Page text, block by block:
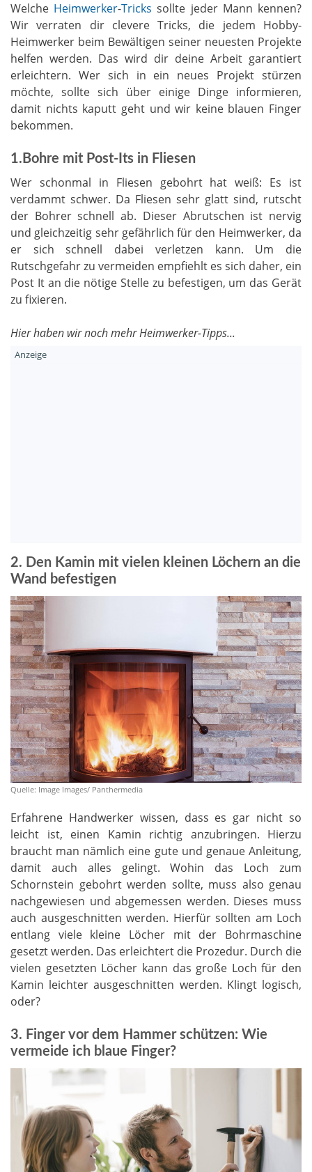
Welche Heimwerker-Tricks sollte jeder Mann kennen?
Wir verraten dir clevere Tricks, die jedem Hobby-
Heimwerker beim Bewältigen seiner neuesten Projekte
helfen werden. Das wird dir deine Arbeit garantiert
erleichtern. Wer sich in ein neues Projekt stürzen
möchte, sollte sich über einige Dinge informieren,
damit nichts kaputt geht und wir keine blauen Finger
bekommen.
1.Bohre mit Post-Its in Fliesen
Wer schonmal in Fliesen gebohrt hat weiß: Es ist
verdammt schwer. Da Fliesen sehr glatt sind, rutscht
der Bohrer schnell ab. Dieser Abrutschen ist nervig
und gleichzeitig sehr gefährlich für den Heimwerker, da
er sich schnell dabei verletzen kann. Um die
Rutschgefahr zu vermeiden empfiehlt es sich daher, ein
Post It an die nötige Stelle zu befestigen, um das Gerät
zu fixieren.
Hier haben wir noch mehr Heimwerker-Tipps...
2. Den Kamin mit vielen kleinen Löchern an die
Wand befestigen
Quelle: Image Images/ Panthermedia
Erfahrene Handwerker wissen, dass es gar nicht so
leicht ist, einen Kamin richtig anzubringen. Hierzu
braucht man nämlich eine gute und genaue Anleitung,
damit auch alles gelingt. Wohin das Loch zum
Schornstein gebohrt werden sollte, muss also genau
nachgewiesen und abgemessen werden. Dieses muss
auch ausgeschnitten werden. Hierfür sollten am Loch
entlang viele kleine Löcher mit der Bohrmaschine
gesetzt werden. Das erleichtert die Prozedur. Durch die
vielen gesetzten Löcher kann das große Loch für den
Kamin leichter ausgeschnitten werden. Klingt logisch,
oder?
3. Finger vor dem Hammer schützen: Wie
vermeide ich blaue Finger?